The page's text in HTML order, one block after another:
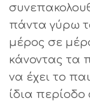
πάντα γύρω
μέρος σε
κάνοντας τα
να έχει το
ίδια περίοδο